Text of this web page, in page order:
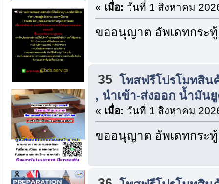
« เมื่อ: วันที่ 1 สิงหาคม
ขออนุญาต อัพเดทกระทู้
35 โพสฟรีโปรโมทสิน
, นำเข้า-ส่งออก น้ำมัน
« เมื่อ: วันที่ 1 สิงหาคม
ขออนุญาต อัพเดทกระทู้